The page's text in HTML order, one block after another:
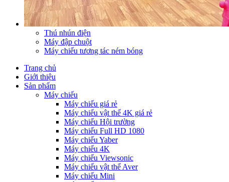
Thú nhún điện
Máy đập chuột
Máy chiếu tương tác ném bóng
Trang chủ
Giới thiệu
Sản phẩm
Máy chiếu
Máy chiếu giá rẻ
Máy chiếu vật thể 4K giá rẻ
Máy chiếu Hội trường
Máy chiếu Full HD 1080
Máy chiếu Yaber
Máy chiếu 4K
Máy chiếu Viewsonic
Máy chiếu vật thể Aver
Máy chiếu Mini